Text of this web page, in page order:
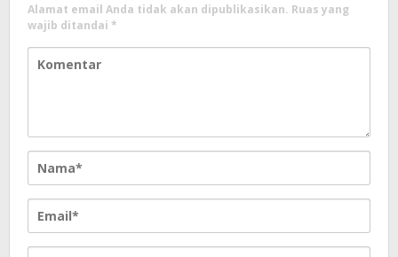
Alamat email Anda tidak akan dipublikasikan. Ruas yang
wajib ditandai *